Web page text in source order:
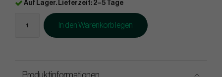
Auf Lager. Lieferzeit: 2–5 Tage
In den Warenkorb legen
Produktinformationen